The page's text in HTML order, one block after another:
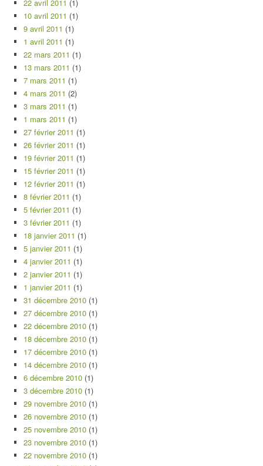
22 avril 2011 (1)
10 avril 2011 (1)
9 avril 2011 (1)
1 avril 2011 (1)
22 mars 2011 (1)
13 mars 2011 (1)
7 mars 2011 (1)
4 mars 2011 (2)
3 mars 2011 (1)
1 mars 2011 (1)
27 février 2011 (1)
26 février 2011 (1)
19 février 2011 (1)
15 février 2011 (1)
12 février 2011 (1)
8 février 2011 (1)
5 février 2011 (1)
3 février 2011 (1)
18 janvier 2011 (1)
5 janvier 2011 (1)
4 janvier 2011 (1)
2 janvier 2011 (1)
1 janvier 2011 (1)
31 décembre 2010 (1)
27 décembre 2010 (1)
22 décembre 2010 (1)
18 décembre 2010 (1)
17 décembre 2010 (1)
14 décembre 2010 (1)
6 décembre 2010 (1)
3 décembre 2010 (1)
29 novembre 2010 (1)
26 novembre 2010 (1)
25 novembre 2010 (1)
23 novembre 2010 (1)
22 novembre 2010 (1)